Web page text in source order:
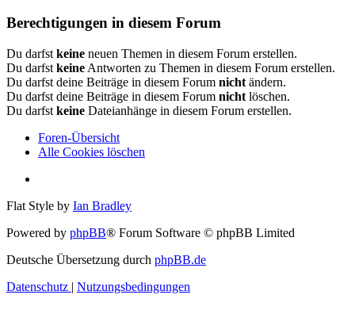
Berechtigungen in diesem Forum
Du darfst keine neuen Themen in diesem Forum erstellen.
Du darfst keine Antworten zu Themen in diesem Forum erstellen.
Du darfst deine Beiträge in diesem Forum nicht ändern.
Du darfst deine Beiträge in diesem Forum nicht löschen.
Du darfst keine Dateianhänge in diesem Forum erstellen.
Foren-Übersicht
Alle Cookies löschen
Flat Style by Ian Bradley
Powered by phpBB® Forum Software © phpBB Limited
Deutsche Übersetzung durch phpBB.de
Datenschutz | Nutzungsbedingungen